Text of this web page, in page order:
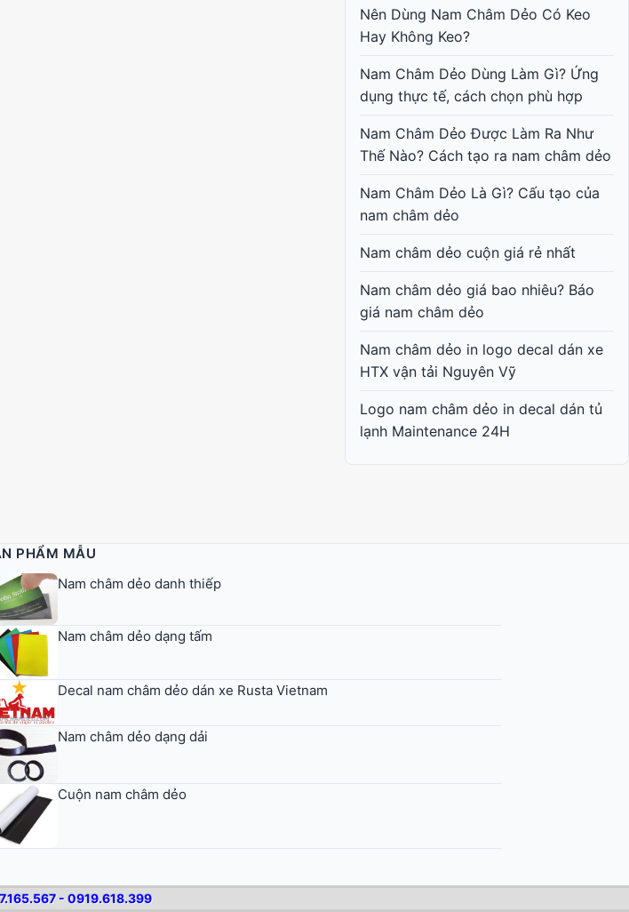
Nên Dùng Nam Châm Dẻo Có Keo
Hay Không Keo?
Nam Châm Dẻo Dùng Làm Gì? Ứng
dụng thực tế, cách chọn phù hợp
Nam Châm Dẻo Được Làm Ra Như
Thế Nào? Cách tạo ra nam châm dẻo
Nam Châm Dẻo Là Gì? Cấu tạo của
nam châm dẻo
Nam châm dẻo cuộn giá rẻ nhất
Nam châm dẻo giá bao nhiêu? Báo
giá nam châm dẻo
Nam châm dẻo in logo decal dán xe
HTX vận tải Nguyên Vỹ
Logo nam châm dẻo in decal dán tủ
lạnh Maintenance 24H
- 0919.618.399
PHẨM MẪU
Nam châm dẻo danh thiếp
Nam châm dẻo dạng tấm
Decal nam châm dẻo dán xe Rusta Vietnam
Nam châm dẻo dạng dải
Cuộn nam châm dẻo